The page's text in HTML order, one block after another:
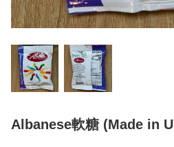
Albanese軟糖 (Made in